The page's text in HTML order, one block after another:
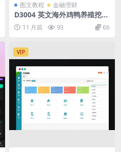
图文教程 金融理财
D3004 英文海外鸡鸭养殖挖矿
奶牛基金矿机投资理财源码
11 月前 93 66
VIP